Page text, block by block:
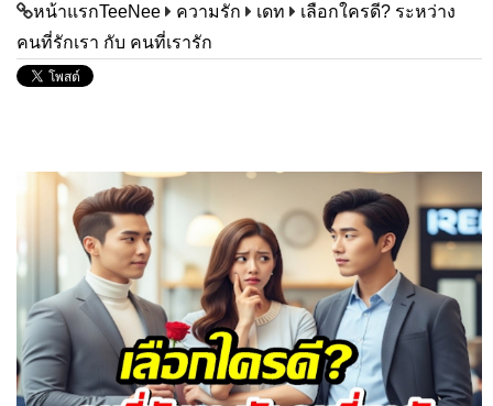
หน้าแรกTeeNee ความรัก เดท
เลือกใครดี? ระหว่าง
คนที่รักเรา กับ คนที่เรารัก